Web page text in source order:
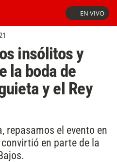
EN VIVO
insólitos y
la boda de
y el Rey
repasamos el evento en
en parte de la